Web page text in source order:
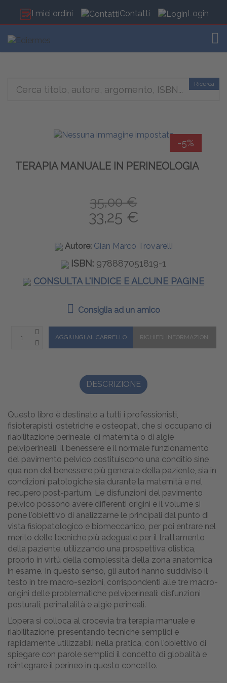
I miei ordini Contatti Login
Ricerca
-5%
TERAPIA MANUALE IN PERINEOLOGIA
35,00 €
33,25 €
Autore: Gian Marco Trovarelli
ISBN: 978887051819-1
CONSULTA L'INDICE E ALCUNE PAGINE
Consiglia ad un amico
DESCRIZIONE
Questo libro è destinato a tutti i professionisti,
fisioterapisti, ostetriche e osteopati, che si occupano di
riabilitazione perineale, di maternità o di algie
pelviperineali. Il benessere e il normale funzionamento
del pavimento pelvico costituiscono una conditio sine
qua non del benessere più generale della paziente, sia in
condizioni patologiche sia durante la maternità e nel
recupero post-partum. Le disfunzioni del pavimento
pelvico possono avere differenti origini e il volume si
pone l'obiettivo di analizzarne le principali dal punto di
vista fisiopatologico e biomeccanico, per poi entrare nel
merito delle tecniche più adeguate per il trattamento
della paziente, utilizzando una prospettiva olistica,
proprio in virtù della complessità della zona anatomica
in esame. In questo senso, gli autori hanno suddiviso il
testo in tre macro-sezioni, corrispondenti alle tre macro-
origini delle problematiche pelviperineali: disfunzioni
posturali, perinatalità e algie perineali.
L’opera si colloca al crocevia tra terapia manuale e
riabilitazione, presentando tecniche semplici e
rapidamente utilizzabili nella pratica, con l'obiettivo di
spiegare con parole semplici il concetto di globalità e
reintegrare il perineo in questo concetto.